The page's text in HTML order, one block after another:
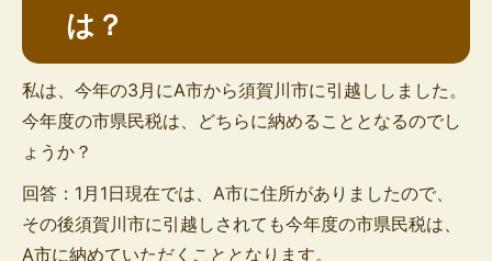
は？
私は、今年の3月にA市から須賀川市に引越ししました。
今年度の市県民税は、どちらに納めることとなるのでし
ょうか？
回答：1月1日現在では、A市に住所がありましたので、
その後須賀川市に引越しされても今年度の市県民税は、
A市に納めていただくこととなります。